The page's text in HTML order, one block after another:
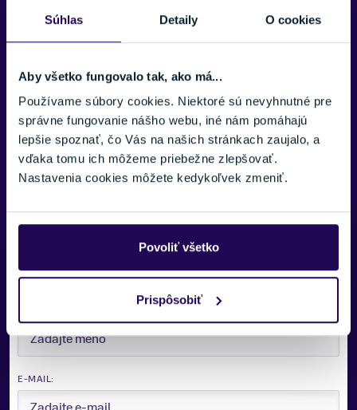
Súhlas Detaily O cookies
Aby všetko fungovalo tak, ako má...
Používame súbory cookies. Niektoré sú nevyhnutné pre
správne fungovanie nášho webu, iné nám pomáhajú
lepšie spoznať, čo Vás na našich stránkach zaujalo, a
vďaka tomu ich môžeme priebežne zlepšovať.
Nastavenia cookies môžete kedykoľvek zmeniť.
Povoliť všetko
Prispôsobiť
VETRANIE
Áno
Áno
VISOR / OCHRANNÝ ŠTÍT
Áno
FARBA
Biela
Zobraziť menej
Zobraziť viac
Potrebujete viac informácii? Sme tu
pre vás.
E-MAIL: